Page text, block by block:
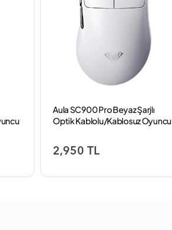
Aula SC900 Pro Beyaz Şarjlı
Optik Kablolu/Kablosuz Oyuncu
2,950 TL